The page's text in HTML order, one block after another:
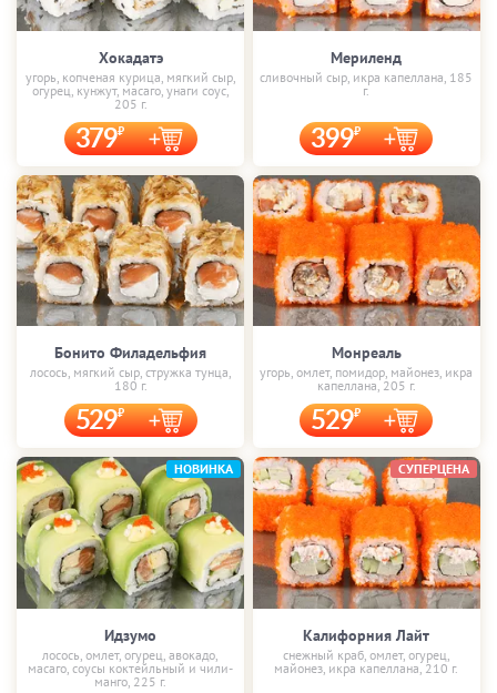
Хокадатэ
угорь, копченая курица, мягкий сыр,
огурец, кунжут, масаго, унаги соус,
205 г.
379
Мериленд
сливочный сыр, икра капеллана, 185
г.
399
Бонито Филадельфия
лосось, мягкий сыр, стружка тунца,
180 г.
529
Монреаль
угорь, омлет, помидор, майонез, икра
капеллана, 205 г.
529
Идзумо
лосось, омлет, огурец, авокадо,
масаго, соусы коктейльный и чили-
манго, 225 г.
НОВИНКА
Калифорния Лайт
снежный краб, омлет, огурец,
майонез, икра капеллана, 210 г.
СУПЕРЦЕНА